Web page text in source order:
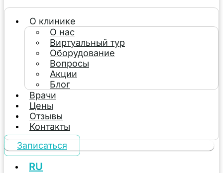
О клинике
О нас
Виртуальный тур
Оборудование
Вопросы
Акции
Блог
Врачи
Цены
Отзывы
Контакты
Записаться
RU